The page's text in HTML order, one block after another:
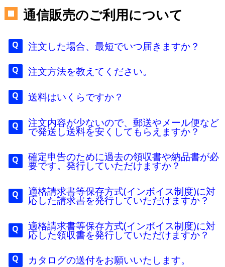
通信販売のご利用について
注文した場合、最短でいつ届きますか？
注文方法を教えてください。
送料はいくらですか？
注文内容が少ないので、郵送やメール便など
で発送し送料を安くしてもらえますか？
確定申告のために過去の領収書や納品書が必
要です。発行していただけますか？
適格請求書等保存方式(インボイス制度)に対
応した請求書を発行していただけますか？
適格請求書等保存方式(インボイス制度)に対
応した領収書を発行していただけますか？
カタログの送付をお願いいたします。